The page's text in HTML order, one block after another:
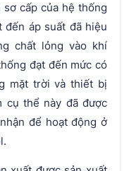
cấp của hệ thống
đến áp suất đã hiệu
chất lỏng vào khí
đạt đến mức có
mặt trời và thiết bị
cụ thể này đã được
để hoạt động ở